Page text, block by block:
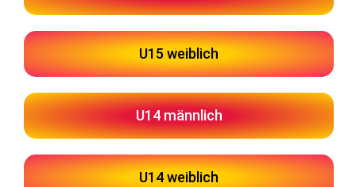
U15 weiblich
U14 männlich
U14 weiblich